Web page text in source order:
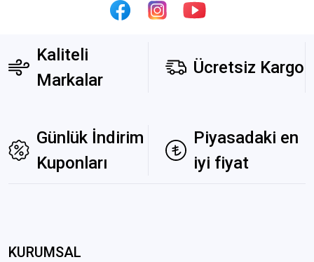
Kaliteli
Markalar
Ücretsiz Kargo
Günlük İndirim
Kuponları
Piyasadaki en
iyi fiyat
KURUMSAL